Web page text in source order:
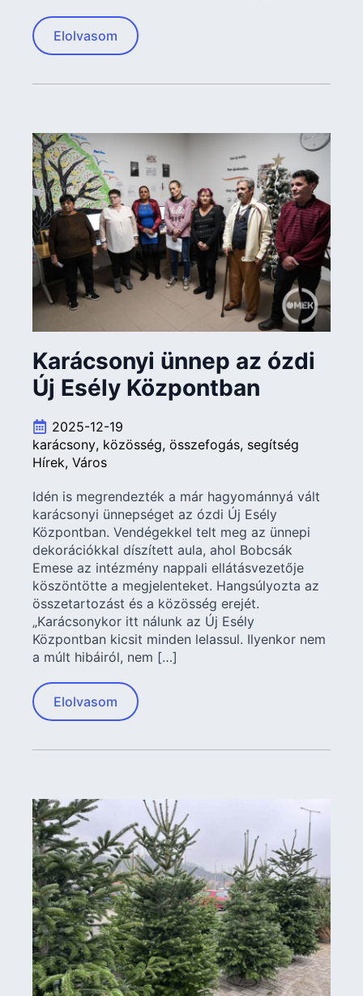
Elolvasom
Karácsonyi ünnep az ózdi
Új Esély Központban
2025-12-19
karácsony közösség összefogás segítség
Hírek Város
Idén is megrendezték a már hagyománnyá vált
karácsonyi ünnepséget az ózdi Új Esély
Központban. Vendégekkel telt meg az ünnepi
dekorációkkal díszített aula, ahol Bobcsák
Emese az intézmény nappali ellátásvezetője
köszöntötte a megjelenteket. Hangsúlyozta az
összetartozást és a közösség erejét.
„Karácsonykor itt nálunk az Új Esély
Központban kicsit minden lelassul. Ilyenkor nem
a múlt hibáiról, nem […]
Elolvasom